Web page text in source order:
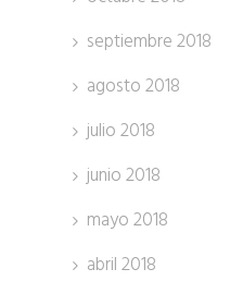
septiembre 2018
agosto 2018
julio 2018
junio 2018
mayo 2018
abril 2018